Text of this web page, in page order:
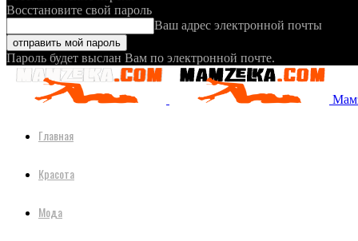
Восстановите свой пароль
Ваш адрес электронной почты
Пароль будет выслан Вам по электронной почте.
Главная
Красота
Мода